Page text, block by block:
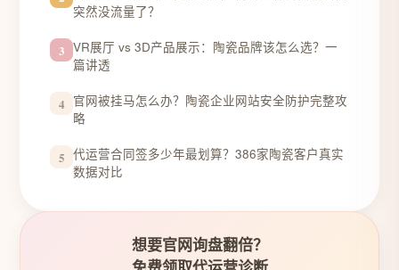
突然没流量了？
3 VR展厅 vs 3D产品展示：陶瓷品牌该怎么选？一
篇讲透
4 官网被挂马怎么办？陶瓷企业网站安全防护完整攻
略
5 代运营合同签多少年最划算？386家陶瓷客户真实
数据对比
想要官网询盘翻倍？